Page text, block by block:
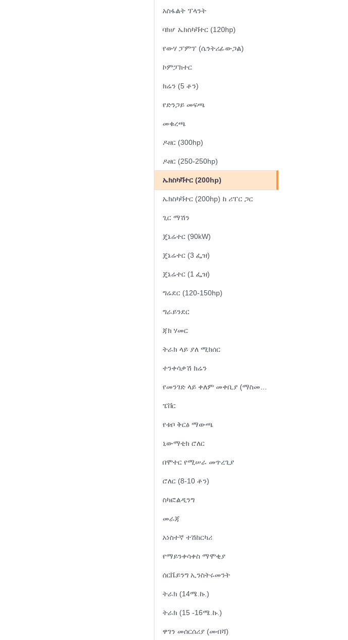
አስፋልት ፕላንት
ባክሆ ኤክስካቫተር (120hp)
የውሃ ፓምፕ (ሴንትሪፊውጋል)
ኮምፓክተር
ክሬን (5 ቶን)
የድንጋይ መፍጫ
መቁረጫ
ዶዘር (300hp)
ዶዘር (250-250hp)
ኤክስካቫተር (200hp)
ኤክስካቫተር (200hp) ከ ሪፐር ጋር
ጊር ማሽን
ጄኔሬተር (90kW)
ጄኔሬተር (3 ፌዝ)
ጄኔሬተር (1 ፌዝ)
ግሬደር (120-150hp)
ግራይንደር
ጃክ ሃመር
ትራክ ላይ ያለ ሚክሰር
ተንቀሳቃሽ ክሬን
ፔቨር
የቱቦ ቅርፅ ማውጫ
ኒውማቲክ ሮለር
በሞተር የሚሠራ መጥረጊያ
ሮለር (8-10 ቶን)
ስካፎልዲንግ
መራጃ
አነስተኛ ተሽከርካሪ
የማይንቀሳቀስ ማሞቂያ
ሰርቬይንግ ኢንስትሩመንት
ትራክ (14ሜ.ኩ.)
ትራክ (15 -16ሜ.ኩ.)
ዋገን መሰርሰሪያ (መብሻ)